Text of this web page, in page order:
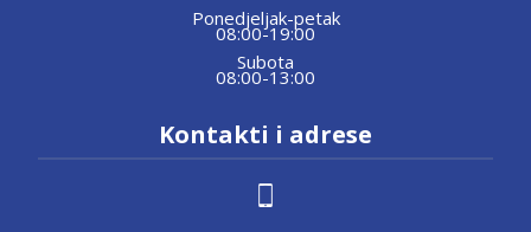
Ponedjeljak-petak
08:00-19:00
Subota
08:00-13:00
Kontakti i adrese